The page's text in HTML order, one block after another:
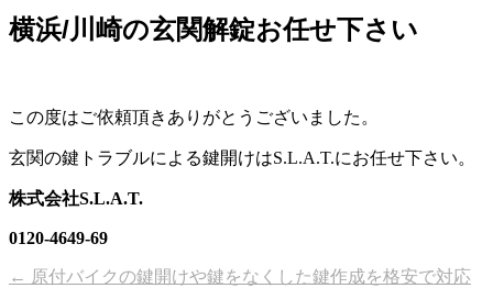
横浜/川崎の玄関解錠お任せ下さい
この度はご依頼頂きありがとうございました。
玄関の鍵トラブルによる鍵開けはS.L.A.T.にお任せ下さい。
株式会社S.L.A.T.
0120-4649-69
← 原付バイクの鍵開けや鍵をなくした鍵作成を格安で対応